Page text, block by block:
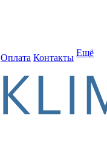
Оплата Контакты Ещё